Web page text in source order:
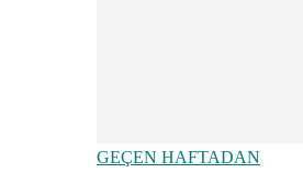
GEÇEN HAFTADAN